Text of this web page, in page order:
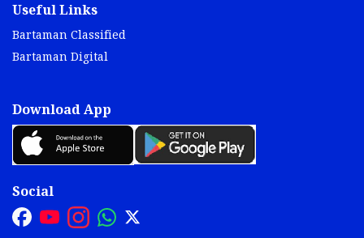
Useful Links
Bartaman Classified
Bartaman Digital
Download App
Social